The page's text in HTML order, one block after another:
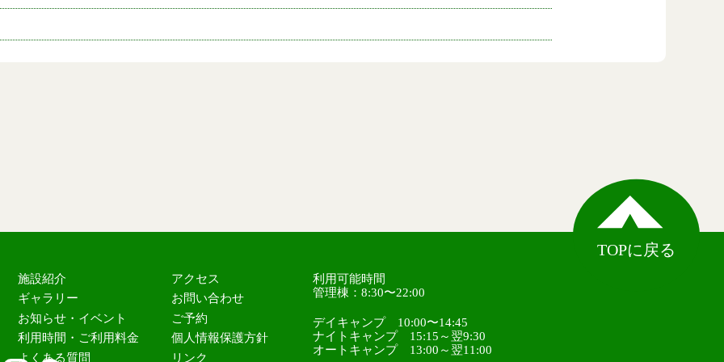
TOPに戻る
施設紹介
ギャラリー
お知らせ・イベント
利用時間・ご利用料金
よくある質問
アクセス
お問い合わせ
ご予約
個人情報保護方針
リンク
利用可能時間
管理棟：8:30〜22:00
デイキャンプ 10:00〜14:45
ナイトキャンプ 15:15～翌9:30
オートキャンプ 13:00～翌11:00